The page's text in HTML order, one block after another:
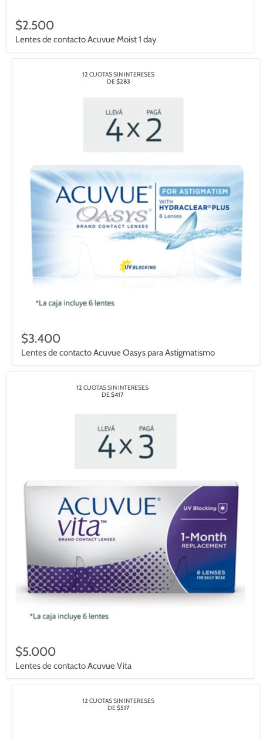
$2.500
Lentes de contacto Acuvue Moist 1 day
12 CUOTAS SIN INTERESES
DE$283
$3.400
Lentes de contacto Acuvue Oasys para Astigmatismo
12 CUOTAS SIN INTERESES
DE$417
$5.000
Lentes de contacto Acuvue Vita
12 CUOTAS SIN INTERESES
DE$517